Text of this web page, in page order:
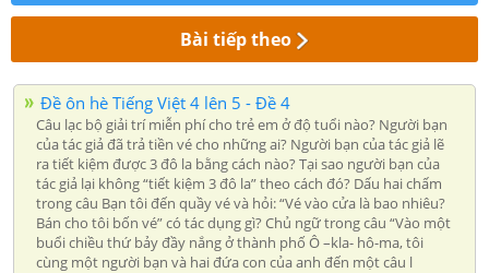
Bài tiếp theo
Đề ôn hè Tiếng Việt 4 lên 5 - Đề 4
Câu lạc bộ giải trí miễn phí cho trẻ em ở độ tuổi nào? Người bạn
của tác giả đã trả tiền vé cho những ai? Người bạn của tác giả lẽ
ra tiết kiệm được 3 đô la bằng cách nào? Tại sao người bạn của
tác giả lại không “tiết kiệm 3 đô la” theo cách đó? Dấu hai chấm
trong câu Bạn tôi đến quầy vé và hỏi: “Vé vào cửa là bao nhiêu?
Bán cho tôi bốn vé” có tác dụng gì? Chủ ngữ trong câu “Vào một
buổi chiều thứ bảy đầy nắng ở thành phố Ô –kla- hô-ma, tôi
cùng một người bạn và hai đứa con của anh đến một câu l